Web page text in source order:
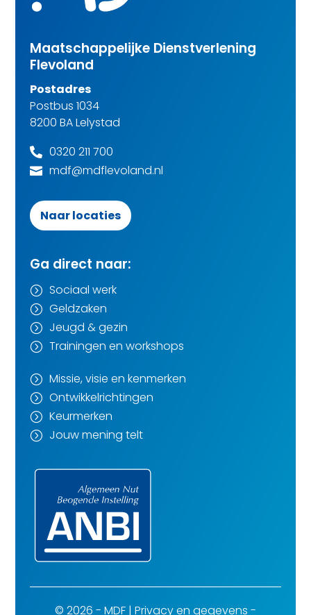
Maatschappelijke Dienstverlening
Flevoland
Postadres
Postbus 1034
8200 BA Lelystad
 0320 211 700
 mdf@mdflevoland.nl
Naar locaties
Ga direct naar:
= Sociaal werk
= Geldzaken
= Jeugd & gezin
= Trainingen en workshops
= Missie, visie en kenmerken
= Ontwikkelrichtingen
= Keurmerken
= Jouw mening telt
© 2026 - MDF | Privacy en gegevens -